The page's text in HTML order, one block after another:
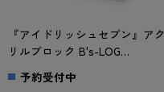
『アイドリッシュセブン』アク
リルブロック B's-LOG
Collection Re:vale C
予約受付中